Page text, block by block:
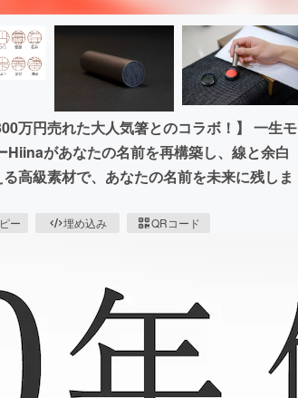
万円売れた大人気箸とのコラボ！】 一生モ
があなたの名前を再構築し、線と余白
高級素材で、あなたの名前を未来に残しま
ー 埋め込み QRコード